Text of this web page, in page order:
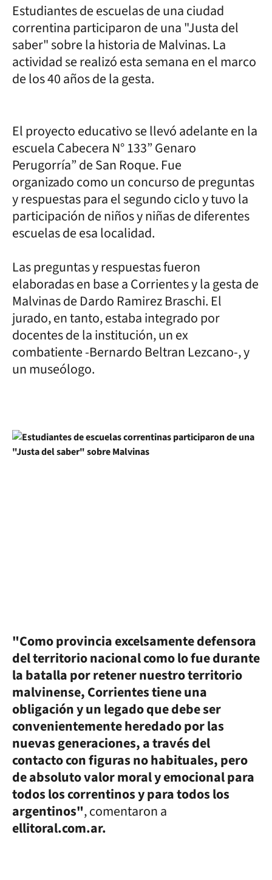
Estudiantes de escuelas de una ciudad
correntina participaron de una "Justa del
saber" sobre la historia de Malvinas. La
actividad se realizó esta semana en el marco
de los 40 años de la gesta.
El proyecto educativo se llevó adelante en la
escuela Cabecera N° 133” Genaro
Perugorría” de San Roque. Fue
organizado como un concurso de preguntas
y respuestas para el segundo ciclo y tuvo la
participación de niños y niñas de diferentes
escuelas de esa localidad.
Las preguntas y respuestas fueron
elaboradas en base a Corrientes y la gesta de
Malvinas de Dardo Ramirez Braschi. El
jurado, en tanto, estaba integrado por
docentes de la institución, un ex
combatiente -Bernardo Beltran Lezcano-, y
un museólogo.
"Como provincia excelsamente defensora
del territorio nacional como lo fue durante
la batalla por retener nuestro territorio
malvinense, Corrientes tiene una
obligación y un legado que debe ser
convenientemente heredado por las
nuevas generaciones, a través del
contacto con figuras no habituales, pero
de absoluto valor moral y emocional para
todos los correntinos y para todos los
argentinos", comentaron a
ellitoral.com.ar.